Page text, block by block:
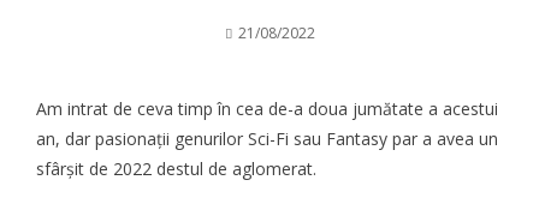
21/08/2022
Am intrat de ceva timp în cea de-a doua jumătate a acestui
an, dar pasionații genurilor Sci-Fi sau Fantasy par a avea un
sfârșit de 2022 destul de aglomerat.